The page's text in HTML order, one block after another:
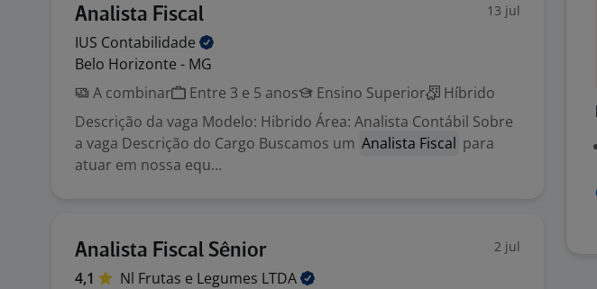
Analista Fiscal 13 jul
IUS Contabilidade
Belo Horizonte - MG
A combinar
Entre 3 e 5 anos Ensino Superior
Híbrido
Descrição da vaga Modelo: Hibrido Área: Analista Contábil Sobre
a vaga Descrição do Cargo Buscamos um Analista Fiscal para
atuar em nossa equ...
Analista Fiscal Sênior 2 jul
4,1 Nl Frutas e Legumes LTDA